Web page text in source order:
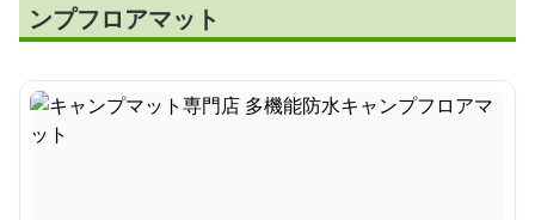
ンプフロアマット